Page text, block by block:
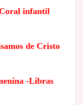
infantil
de Cristo
-Libras